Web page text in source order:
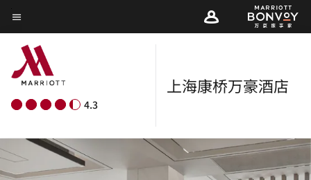
Skip
to
main
content
菜单文本
4.3
上海康桥万豪酒店